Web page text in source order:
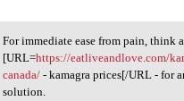
immediate ease from
For immediate ease from pain, think
[URL=https://eatliveandlove.com/
canada/- kamagra prices[/URL - for
solution.